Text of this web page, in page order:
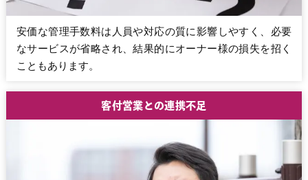
安価な管理手数料は人員や対応の質に影響しやすく、必要
なサービスが省略され、結果的にオーナー様の損失を招く
こともあります。
客付営業との連携不足